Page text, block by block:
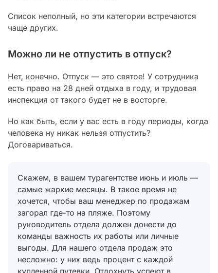
Список неполный, но эти категории встречаются
чаще других.
Можно ли не отпустить в отпуск?
Нет, конечно. Отпуск — это святое! У сотрудника
есть право на 28 дней отдыха в году, и трудовая
инспекция от такого будет не в восторге.
Но как быть, если у вас есть в году периоды, когда
человека ну никак нельзя отпустить?
Договариваться.
Скажем, в вашем турагентстве июнь и июль —
самые жаркие месяцы. В такое время не
хочется, чтобы ваш менеджер по продажам
загорал где-то на пляже. Поэтому
руководитель отдела должен донести до
команды важность их работы или личные
выгоды. Для нашего отдела продаж это
несложно: у них ведь процент с каждой
купленной путевки. Отдохнуть успеют в